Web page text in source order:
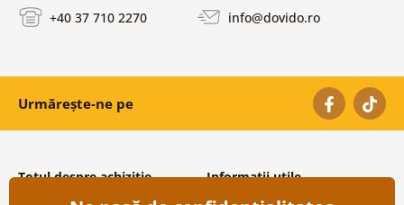
+40 37 710 2270 info@dovido.ro
Urmărește-ne pe
Totul despre achiziție Informații utile